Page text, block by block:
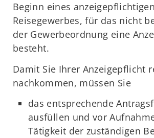
Beginn eines anzeigepflichtigen
Reisegewerbes, für das nicht
der Gewerbeordnung eine
besteht.
Damit Sie Ihrer Anzeigepflicht
nachkommen, müssen Sie
das entsprechende
ausfüllen und vor
Tätigkeit der zuständigen